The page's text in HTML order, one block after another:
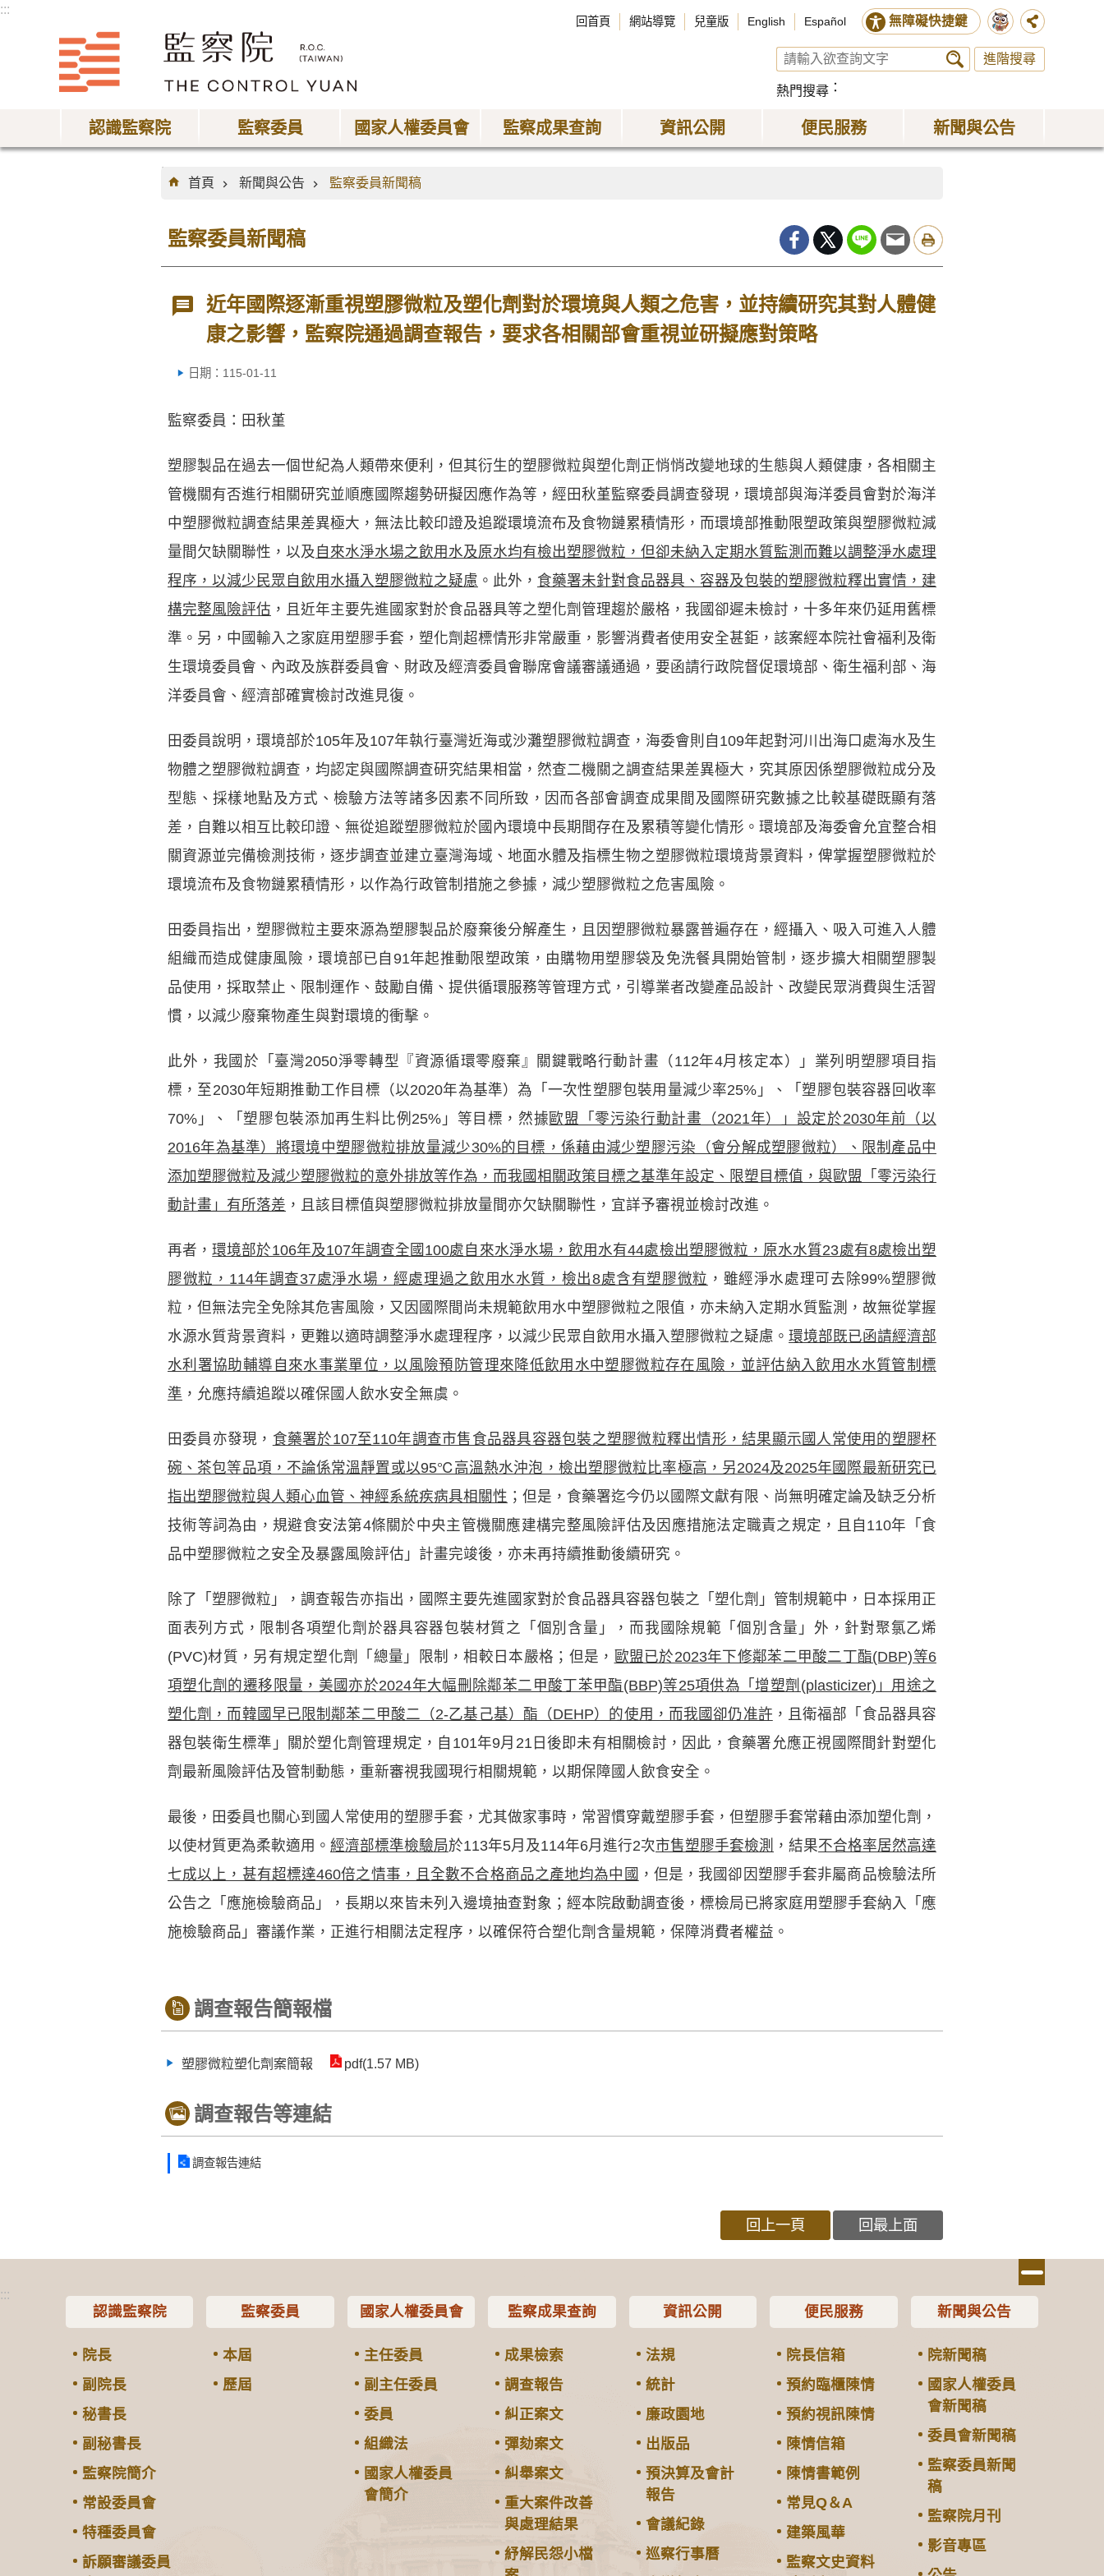
:::
回首頁 網站導覽 兒童版 English Español 無障礙快捷鍵
進階搜尋
熱門搜尋
認識監察院 監察委員 國家人權委員會 監察成果查詢 資訊公開 便民服務 新聞與公告
:::
首頁
新聞與公告 監察委員新聞稿
監察委員新聞稿
近年國際逐漸重視塑膠微粒及塑化劑對於環境與人類之危害，並持續研究其對人體健
康之影響，監察院通過調查報告，要求各相關部會重視並研擬應對策略
日期：115-01-11
監察委員：田秋堇
塑膠製品在過去一個世紀為人類帶來便利，但其衍生的塑膠微粒與塑化劑正悄悄改變地球的生態與人類健康，各相關主
管機關有否進行相關研究並順應國際趨勢研擬因應作為等，經田秋堇監察委員調查發現，環境部與海洋委員會對於海洋
中塑膠微粒調查結果差異極大，無法比較印證及追蹤環境流布及食物鏈累積情形，而環境部推動限塑政策與塑膠微粒減
量間欠缺關聯性，以及 自來水淨水場之飲用水及原水均有檢出塑膠微粒，但卻未納入定期水質監測而難以調整淨水處理
程序，以減少民眾自飲用水攝入塑膠微粒之疑慮 。此外， 食藥署未針對食品器具、容器及包裝的塑膠微粒釋出實情，建
構完整風險評估 ，且近年主要先進國家對於食品器具等之塑化劑管理趨於嚴格，我國卻遲未檢討，十多年來仍延用舊標
準。另，中國輸入之家庭用塑膠手套，塑化劑超標情形非常嚴重，影響消費者使用安全甚鉅，該案經本院社會福利及衛
生環境委員會、內政及族群委員會、財政及經濟委員會聯席會議審議通過，要函請行政院督促環境部、衛生福利部、海
洋委員會、經濟部確實檢討改進見復。
田委員說明，環境部於105年及107年執行臺灣近海或沙灘塑膠微粒調查，海委會則自109年起對河川出海口處海水及生
物體之塑膠微粒調查，均認定與國際調查研究結果相當，然查二機關之調查結果差異極大，究其原因係塑膠微粒成分及
型態、採樣地點及方式、檢驗方法等諸多因素不同所致，因而各部會調查成果間及國際研究數據之比較基礎既顯有落
差，自難以相互比較印證、無從追蹤塑膠微粒於國內環境中長期間存在及累積等變化情形。環境部及海委會允宜整合相
關資源並完備檢測技術，逐步調查並建立臺灣海域、地面水體及指標生物之塑膠微粒環境背景資料，俾掌握塑膠微粒於
環境流布及食物鏈累積情形，以作為行政管制措施之參據，減少塑膠微粒之危害風險。
田委員指出，塑膠微粒主要來源為塑膠製品於廢棄後分解產生，且因塑膠微粒暴露普遍存在，經攝入、吸入可進入人體
組織而造成健康風險，環境部已自91年起推動限塑政策，由購物用塑膠袋及免洗餐具開始管制，逐步擴大相關塑膠製
品使用，採取禁止、限制運作、鼓勵自備、提供循環服務等管理方式，引導業者改變產品設計、改變民眾消費與生活習
慣，以減少廢棄物產生與對環境的衝擊。
此外，我國於「臺灣2050淨零轉型『資源循環零廢棄』關鍵戰略行動計畫（112年4月核定本）」業列明塑膠項目指
標，至2030年短期推動工作目標（以2020年為基準）為「一次性塑膠包裝用量減少率25%」、「塑膠包裝容器回收率
70%」、「塑膠包裝添加再生料比例25%」等目標，然據 歐盟「零污染行動計畫（2021年）」設定於2030年前（以
2016年為基準）將環境中塑膠微粒排放量減少30%的目標，係藉由減少塑膠污染（會分解成塑膠微粒）、限制產品中
添加塑膠微粒及減少塑膠微粒的意外排放等作為，而我國相關政策目標之基準年設定、限塑目標值，與歐盟「零污染行
動計畫」有所落差 ，且該目標值與塑膠微粒排放量間亦欠缺關聯性，宜詳予審視並檢討改進。
再者，環境部於106年及107年調查全國100處自來水淨水場，飲用水有44處檢出塑膠微粒，原水水質23處有8處檢出塑
膠微粒，114年調查37處淨水場，經處理過之飲用水水質，檢出8處含有塑膠微粒 ，雖經淨水處理可去除99%塑膠微
粒，但無法完全免除其危害風險，又因國際間尚未規範飲用水中塑膠微粒之限值，亦未納入定期水質監測，故無從掌握
水源水質背景資料，更難以適時調整淨水處理程序，以減少民眾自飲用水攝入塑膠微粒之疑慮。 環境部既已函請經濟部
水利署協助輔導自來水事業單位，以風險預防管理來降低飲用水中塑膠微粒存在風險，並評估納入飲用水水質管制標
準 ，允應持續追蹤以確保國人飲水安全無虞。
田委員亦發現， 食藥署於107至110年調查市售食品器具容器包裝之塑膠微粒釋出情形，結果顯示國人常使用的塑膠杯
碗、茶包等品項，不論係常溫靜置或以95℃高溫熱水沖泡，檢出塑膠微粒比率極高，另2024及2025年國際最新研究已
指出塑膠微粒與人類心血管、神經系統疾病具相關性 ；但是，食藥署迄今仍以國際文獻有限、尚無明確定論及缺乏分析
技術等詞為由，規避食安法第4條關於中央主管機關應建構完整風險評估及因應措施法定職責之規定，且自110年「食
品中塑膠微粒之安全及暴露風險評估」計畫完竣後，亦未再持續推動後續研究。
除了「塑膠微粒」，調查報告亦指出，國際主要先進國家對於食品器具容器包裝之「塑化劑」管制規範中，日本採用正
面表列方式，限制各項塑化劑於器具容器包裝材質之「個別含量」，而我國除規範「個別含量」外，針對聚氯乙烯
(PVC)材質，另有規定塑化劑「總量」限制，相較日本嚴格；但是， 歐盟已於2023年下修鄰苯二甲酸二丁酯(DBP)等6
項塑化劑的遷移限量，美國亦於2024年大幅刪除鄰苯二甲酸丁苯甲酯(BBP)等25項供為「增塑劑(plasticizer)」用途之
塑化劑，而韓國早已限制鄰苯二甲酸二（2-乙基己基）酯（DEHP）的使用，而我國卻仍准許 ，且衛福部「食品器具容
器包裝衛生標準」關於塑化劑管理規定，自101年9月21日後即未有相關檢討，因此，食藥署允應正視國際間針對塑化
劑最新風險評估及管制動態，重新審視我國現行相關規範，以期保障國人飲食安全。
最後，田委員也關心到國人常使用的塑膠手套，尤其做家事時，常習慣穿戴塑膠手套，但塑膠手套常藉由添加塑化劑，
以使材質更為柔軟適用。 經濟部標準檢驗局於113年5月及114年6月進行2次市售塑膠手套檢測 ，結果不合格率居然高達
七成以上，甚有超標達460倍之情事，且全數不合格商品之產地均為中國 ，但是，我國卻因塑膠手套非屬商品檢驗法所
公告之「應施檢驗商品」，長期以來皆未列入邊境抽查對象；經本院啟動調查後，標檢局已將家庭用塑膠手套納入「應
施檢驗商品」審議作業，正進行相關法定程序，以確保符合塑化劑含量規範，保障消費者權益。
調查報告簡報檔
塑膠微粒塑化劑案簡報 pdf(1.57 MB)
調查報告等連結
調查報告連結
回上一頁 回最上面
:::
認識監察院
院長
副院長
秘書長
副秘書長
監察院簡介
常設委員會
特種委員會
訴願審議委員
監察委員
本屆
歷屆
國家人權委員會
主任委員
副主任委員
委員
組織法
國家人權委員
會簡介
監察成果查詢
成果檢索
調查報告
糾正案文
彈劾案文
糾舉案文
重大案件改善
與處理結果
紓解民怨小檔
資訊公開
法規
統計
廉政園地
出版品
預決算及會計
報告
會議紀錄
巡察行事曆
便民服務
院長信箱
預約臨櫃陳情
預約視訊陳情
陳情信箱
陳情書範例
常見Q＆A
建築風華
監察文史資料
新聞與公告
院新聞稿
國家人權委員
會新聞稿
委員會新聞稿
監察委員新聞
稿
監察院月刊
影音專區